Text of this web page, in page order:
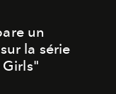
un
la série